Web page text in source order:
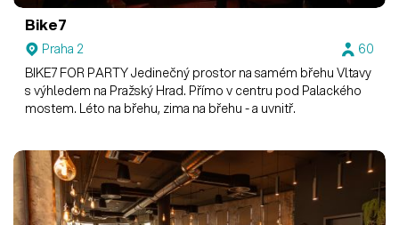
Bike7
Praha 2
60
BIKE7 FOR PARTY Jedinečný prostor na samém břehu Vltavy
s výhledem na Pražský Hrad. Přímo v centru pod Palackého
mostem. Léto na břehu, zima na břehu - a uvnitř.